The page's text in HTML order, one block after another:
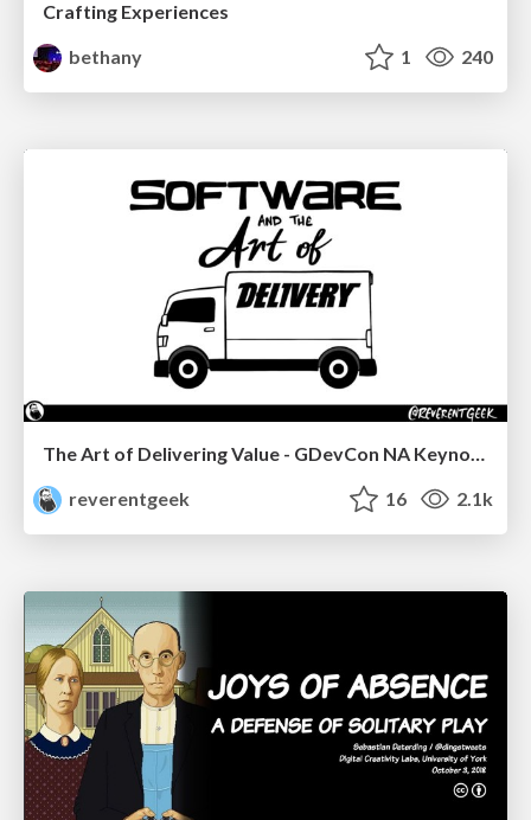
Crafting Experiences
bethany
1 240
reverentgeek
16 2.1k